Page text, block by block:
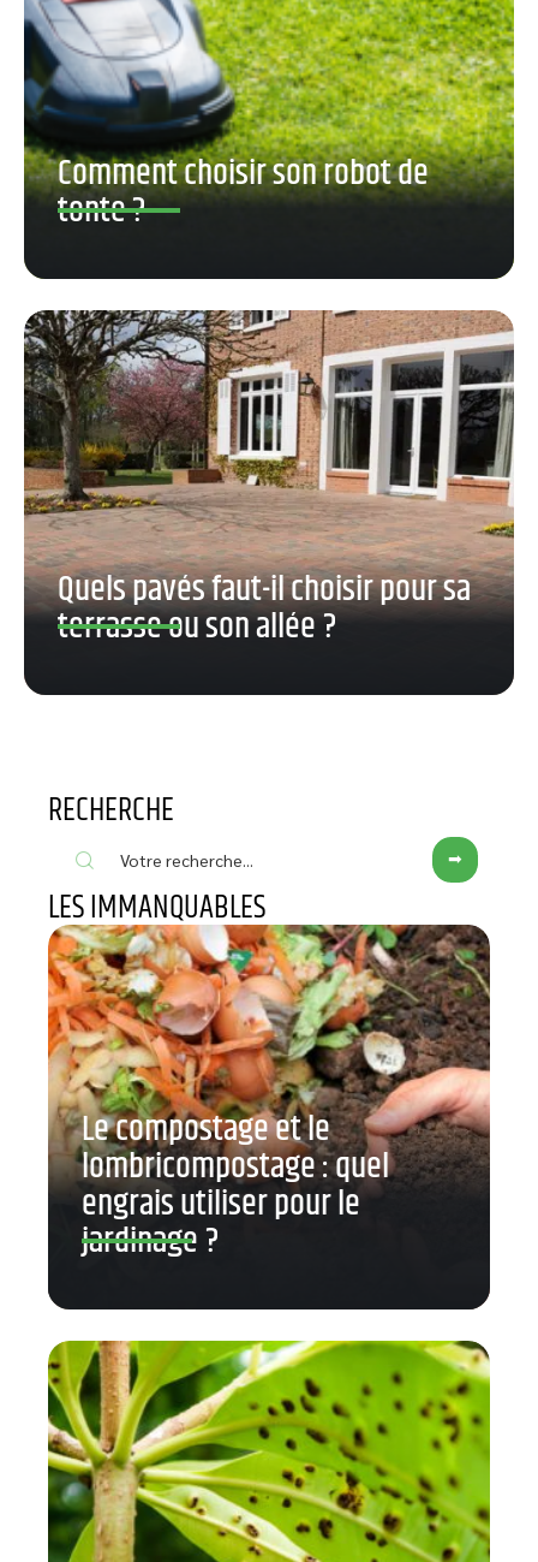
Comment choisir son robot de
tonte ?
Quels pavés faut-il choisir pour sa
terrasse ou son allée ?
RECHERCHE
LES IMMANQUABLES
Le compostage et le
lombricompostage : quel
engrais utiliser pour le
jardinage ?